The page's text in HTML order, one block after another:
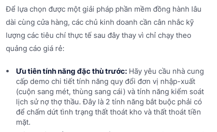
Để lựa chọn được một giải pháp phần mềm đồng hành lâu
dài cùng cửa hàng, các chủ kinh doanh cần cân nhắc kỹ
lượng các tiêu chí thực tế sau đây thay vì chỉ chạy theo
quảng cáo giá rẻ:
Ưu tiên tính năng đặc thù trước:Hãy yêu cầu nhà cung
cấp demo chi tiết tính năng quy đổi đơn vị nhập-xuất
(cuộn sang mét, thùng sang cái) và tính năng kiểm soát
lịch sử nợ thợ thầu. Đây là 2 tính năng bắt buộc phải có
để chấm dứt tình trạng thất thoát kho và thất thoát tiền
mặt.